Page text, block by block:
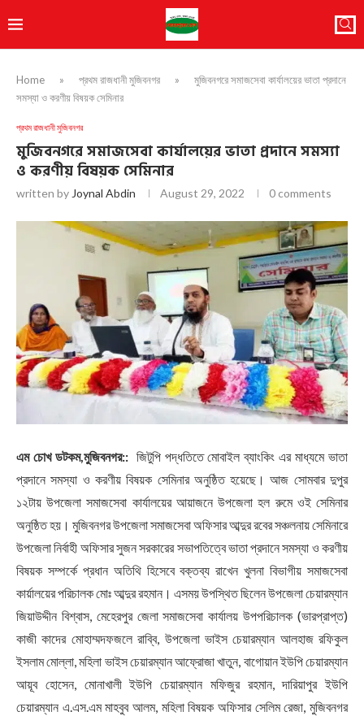
Home » প্রথম রাজধানী মুজিবনগর »
মুজিবনগরে সমাজসেবা কার্যালয়ের ভাতা প্রদানে
সমস্যা ও করণীয় বিষয়ক সেমিনার
প্রথম রাজধানী মুজিবনগর
মুজিবনগরে সমাজসেবা কার্যালয়ের ভাতা প্রদানে সমস্যা
ও করণীয় বিষয়ক সেমিনার
written by Joynal Abdin August 29, 2022 0 comments
এম চোখ ডটকম,মুজিবনগর:: জিটুপি পদ্ধতিতে মোবাইল ব্যাংকিং এর মাধ্যমে ভাতা
প্রদানে সমস্যা ও করণীয় বিষয়ক সেমিনার অনুষ্ঠিত হয়েছে। আজ সোমবার দুপুর
১২টায় উপজেলা সমাজসেবা কার্যালয়ের আয়াজনে উপজেলা হল রুমে ওই সেমিনার
অনুষ্ঠিত হয়। মুজিবনগর উপজেলা সমাজসেবা অফিসার আব্দুর রবের সঞ্চলনায় সেমিনারে
উপজেলা নির্বাহী অফিসার সুজন সরকারের সভাপতিত্বে ভাতা প্রদানে সমস্যা ও করণীয়
বিষয়ক সম্পর্কে প্রধান অতিথি হিসেবে বক্তব্য রাখেন খুলনা বিভাগীয় সমাজসেবা
কার্য়ালয়ের পরিচালক মোঃ আব্দুর রহমান। এসময় উপস্থিত ছিলেন উপজেলা চেয়ারম্যান
জিয়াউদ্দীন বিশ্বাস, মেহেরপুর জেলা সমাজসেবা কার্যালয় উপপরিচালক (ভারপ্রাপ্ত)
কাজী কাদের মোহাম্মদফজলে রাব্বি, উপজেলা ভাইস চেয়ারম্যান আলহাজ রফিকুল
ইসলাম মোল্লা, মহিলা ভাইস চেয়ারম্যান আফ্রোজা খাতুন, বাগোয়ান ইউপি চেয়ারম্যান
আয়ূব হোসেন, মোনাখালী ইউপি চেয়ারম্যান মফিজুর রহমান, দারিয়াপুর ইউপি
চেয়ারম্যান এ.এস.এম মাহবুব আলম, মহিলা বিষয়ক অফিসার সেলিম রেজা, মুজিবনগর